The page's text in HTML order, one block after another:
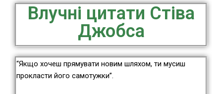
Влучні цитати Стіва
Джобса
“Якщо хочеш прямувати новим шляхом, ти мусиш
прокласти його самотужки”.